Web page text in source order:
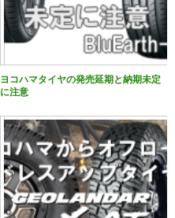
ヨコハマタイヤの発売延期と納期未定
に注意